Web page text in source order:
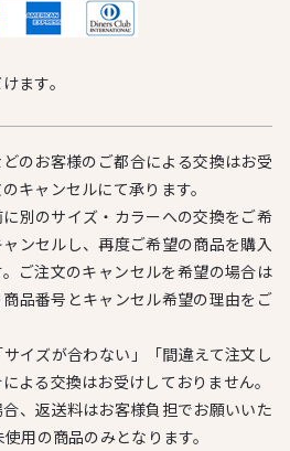
ます。
のお客様のご都合による交換はお受
キャンセルにて承ります。
別のサイズ・カラーへの交換をご希
ンセルし、再度ご希望の商品を購入
ご注文のキャンセルを希望の場合は
品番号とキャンセル希望の理由をご
イズが合わない」「間違えて注文し
よる交換はお受けしておりません。
、返送料はお客様負担でお願いいた
用の商品のみとなります。